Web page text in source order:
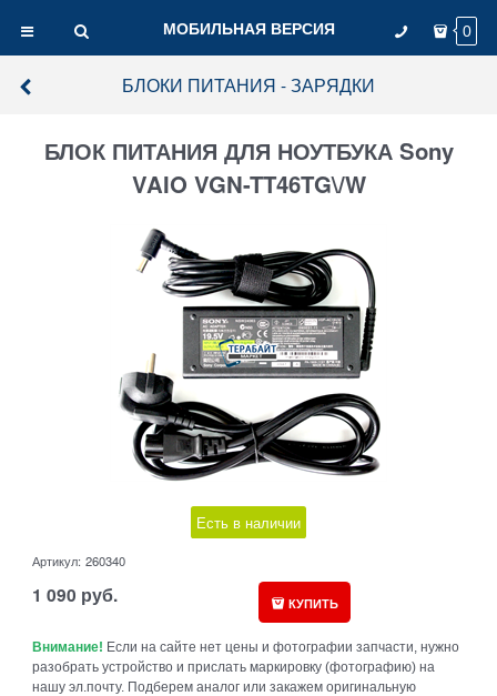
МОБИЛЬНАЯ ВЕРСИЯ 0
БЛОКИ ПИТАНИЯ - ЗАРЯДКИ
БЛОК ПИТАНИЯ ДЛЯ НОУТБУКА Sony
VAIO VGN-TT46TG\/W
Есть в наличии
Артикул: 260340
1 090 руб. КУПИТЬ
Внимание! Если на сайте нет цены и фотографии запчасти, нужно
разобрать устройство и прислать маркировку (фотографию) на
нашу эл.почту. Подберем аналог или закажем оригинальную